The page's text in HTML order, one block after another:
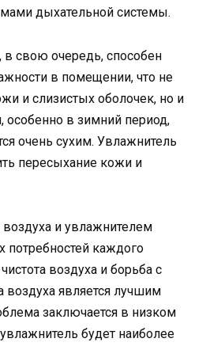
дыхательной системы.
в свою очередь, способен
в помещении, что не
и слизистых оболочек, но и
особенно в зимний период,
очень сухим. Увлажнитель
пересыхание кожи и
и увлажнителем
потребностей каждого
воздуха и борьба с
воздуха является лучшим
заключается в низком
будет наиболее